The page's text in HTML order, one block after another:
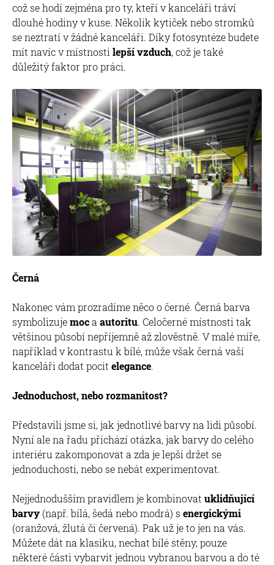
což se hodí zejména pro ty, kteří v kanceláři tráví
dlouhé hodiny v kuse. Několik kytiček nebo stromků
se neztratí v žádné kanceláři. Díky fotosyntéze budete
mít navíc v místnosti lepší vzduch, což je také
důležitý faktor pro práci.
Černá
Nakonec vám prozradíme něco o černé. Černá barva
symbolizujemoca autoritu. Celočerné místnosti tak
většinou působí nepříjemně až zlověstně. V malé míře,
například v kontrastu k bílé, může však černá vaší
kanceláři dodat pocit elegance.
Jednoduchost, nebo rozmanitost?
Představili jsme si, jak jednotlivé barvy na lidi působí.
Nyní ale na řadu přichází otázka, jak barvy do celého
interiéru zakomponovat a zda je lepší držet se
jednoduchosti, nebo se nebát experimentovat.
Nejjednodušším pravidlem je kombinovat uklidňující
barvy(např. bílá, šedá nebo modrá) s energickými
(oranžová, žlutá či červená). Pak už je to jen na vás.
Můžete dát na klasiku, nechat bílé stěny, pouze
některé části vybarvit jednou vybranou barvou a do té